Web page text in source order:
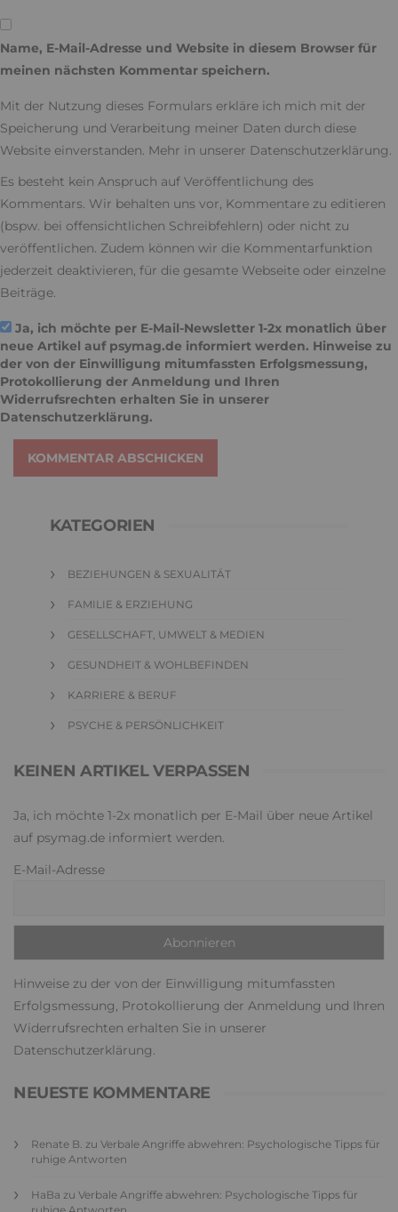
Name, E-Mail-Adresse und Website in diesem Browser für
meinen nächsten Kommentar speichern.
Mit der Nutzung dieses Formulars erkläre ich mich mit der
Speicherung und Verarbeitung meiner Daten durch diese
Website einverstanden. Mehr in unserer Datenschutzerklärung.
Es besteht kein Anspruch auf Veröffentlichung des
Kommentars. Wir behalten uns vor, Kommentare zu editieren
(bspw. bei offensichtlichen Schreibfehlern) oder nicht zu
veröffentlichen. Zudem können wir die Kommentarfunktion
jederzeit deaktivieren, für die gesamte Webseite oder einzelne
Beiträge.
Ja, ich möchte per E-Mail-Newsletter 1-2x monatlich über
neue Artikel auf psymag.de informiert werden. Hinweise zu
der von der Einwilligung mitumfassten Erfolgsmessung,
Protokollierung der Anmeldung und Ihren
Widerrufsrechten erhalten Sie in unserer
Datenschutzerklärung.
KOMMENTAR ABSCHICKEN
KATEGORIEN
BEZIEHUNGEN & SEXUALITÄT
FAMILIE & ERZIEHUNG
GESELLSCHAFT, UMWELT & MEDIEN
GESUNDHEIT & WOHLBEFINDEN
KARRIERE & BERUF
PSYCHE & PERSÖNLICHKEIT
KEINEN ARTIKEL VERPASSEN
Ja, ich möchte 1-2x monatlich per E-Mail über neue Artikel
auf psymag.de informiert werden.
E-Mail-Adresse
Hinweise zu der von der Einwilligung mitumfassten
Erfolgsmessung, Protokollierung der Anmeldung und Ihren
Widerrufsrechten erhalten Sie in unserer
Datenschutzerklärung.
NEUESTE KOMMENTARE
Renate B. zu Verbale Angriffe abwehren: Psychologische Tipps für
ruhige Antworten
HaBa zu Verbale Angriffe abwehren: Psychologische Tipps für